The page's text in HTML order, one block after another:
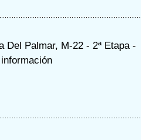
Del Palmar, M-22 - 2ª Etapa -